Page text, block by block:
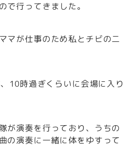
で行ってきました。
マが仕事のため私とチビの二
10時過ぎくらいに会場に入り
が演奏を行っており、うちの
の演奏に一緒に体をゆすって